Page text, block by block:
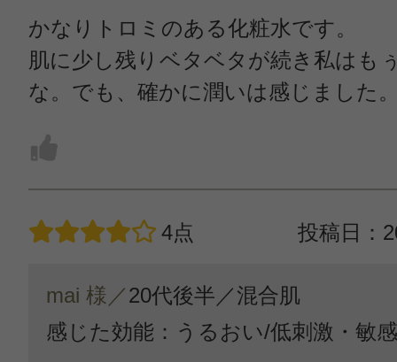
かなりトロミのある化粧水です。
肌に少し残りベタベタが続き私はも
な。でも、確かに潤いは感じました
4点 投稿日：
mai 様／20代後半／混合肌
感じた効能：うるおい/低刺激・敏